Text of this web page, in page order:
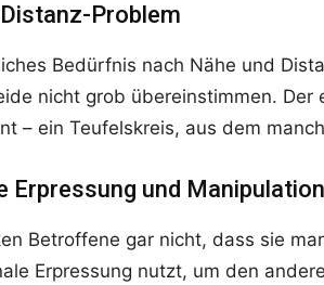
Problem
Bedürfnis nach Nähe und
nicht grob übereinstimmen. Der
– ein Teufelskreis, aus dem
Erpressung und Manipulation
Betroffene gar nicht, dass sie
Erpressung nutzt, um den